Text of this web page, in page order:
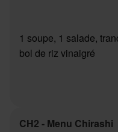
1 soupe, 1 salade,
bol de riz vinaigré
CH2 - Menu Chirashi